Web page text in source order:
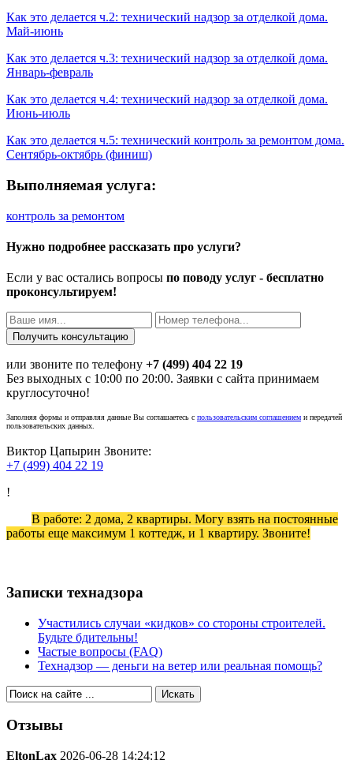
Как это делается ч.2: технический надзор за отделкой дома.
Май-июнь
Как это делается ч.3: технический надзор за отделкой дома.
Январь-февраль
Как это делается ч.4: технический надзор за отделкой дома.
Июнь-июль
Как это делается ч.5: технический контроль за ремонтом дома.
Сентябрь-октябрь (финиш)
Выполняемая услуга:
контроль за ремонтом
Нужно подробнее рассказать про услуги?
Если у вас остались вопросы по поводу услуг - бесплатно
проконсультируем!
или звоните по телефону +7 (499) 404 22 19
Без выходных с 10:00 по 20:00. Заявки с сайта принимаем
круглосуточно!
Заполняя формы и отправляя данные Вы соглашаетесь с пользовательским соглашением и передачей
пользовательских данных.
Виктор Цапырин Звоните:
+7 (499) 404 22 19
!
В работе: 2 дома, 2 квартиры. Могу взять на постоянные
работы еще максимум 1 коттедж, и 1 квартиру. Звоните!
Записки технадзора
Участились случаи «кидков» со стороны строителей.
Будьте бдительны!
Частые вопросы (FAQ)
Технадзор — деньги на ветер или реальная помощь?
Отзывы
EltonLax 2026-06-28 14:24:12